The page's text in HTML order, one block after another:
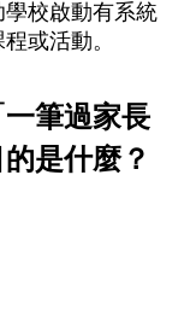
校啟動有系統
或活動。
筆過家長
是什麼？